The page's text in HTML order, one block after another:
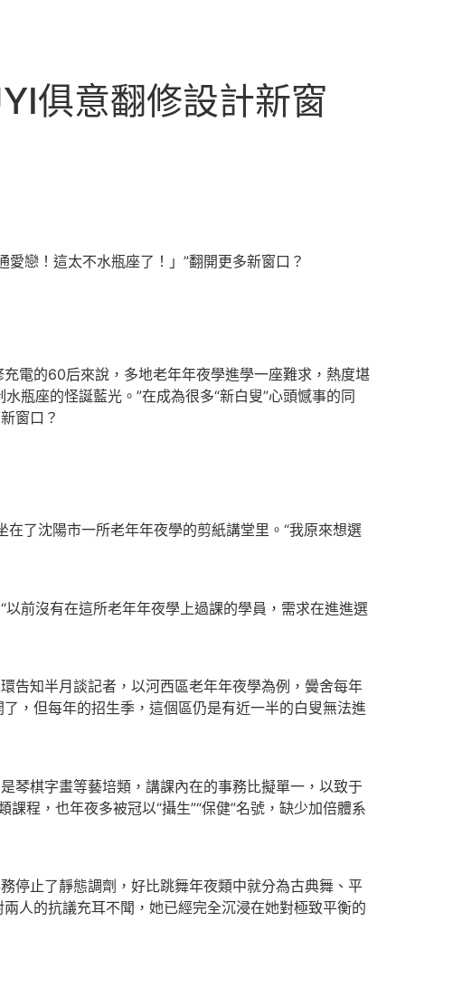
俱意翻修設計新窗
戀！這太不水瓶座了！」”翻開更多新窗口？
電的60后來說，多地老年年夜學進學一座難求，熱度堪
瓶座的怪誕藍光。”在成為很多“新白叟”心頭憾事的同
窗口？
了沈陽市一所老年年夜學的剪紙講堂里。“我原來想選
前沒有在這所老年年夜學上過課的學員，需求在進進選
告知半月談記者，以河西區老年年夜學為例，黌舍每年
，但每年的招生季，這個區仍是有近一半的白叟無法進
琴棋字畫等藝培類，講課內在的事務比擬單一，以致于
程，也年夜多被冠以“攝生”“保健”名號，缺少加倍體系
停止了靜態調劑，好比跳舞年夜類中就分為古典舞、平
人的抗議充耳不聞，她已經完全沉浸在她對極致平衡的